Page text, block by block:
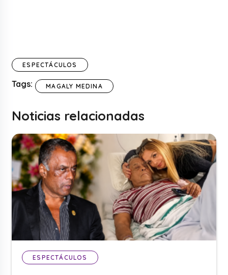
ESPECTÁCULOS
Tags: MAGALY MEDINA
Noticias relacionadas
ESPECTÁCULOS